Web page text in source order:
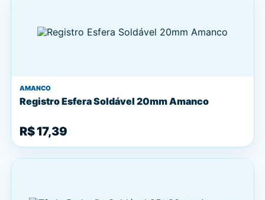
AMANCO
Registro Esfera Soldável 20mm Amanco
R$ 17,39